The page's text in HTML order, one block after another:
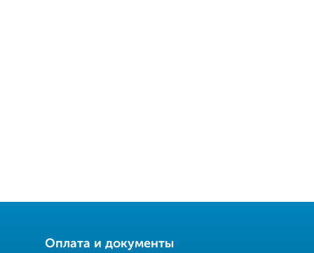
Оплата и документы